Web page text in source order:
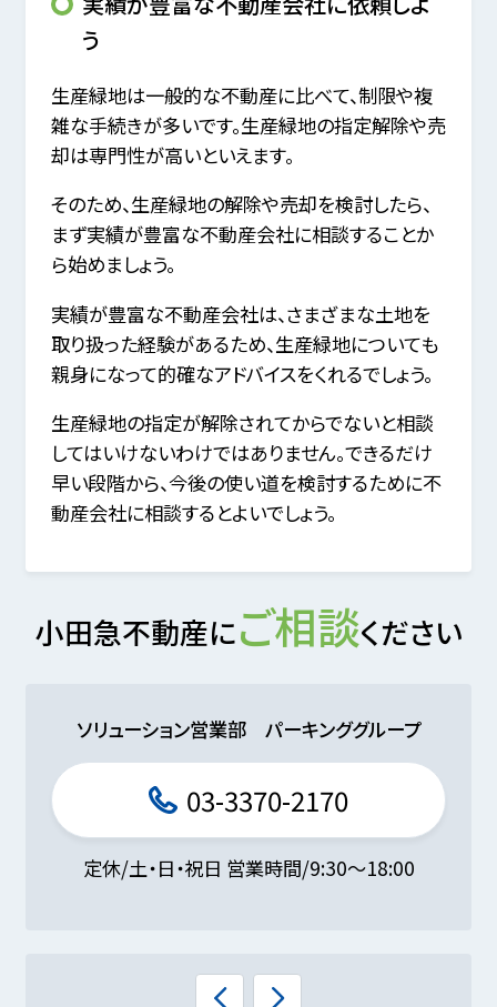
う
生産緑地は一般的な不動産に比べて、制限や複
雑な手続きが多いです。生産緑地の指定解除や売
却は専門性が高いといえます。
そのため、生産緑地の解除や売却を検討したら、
まず実績が豊富な不動産会社に相談することか
ら始めましょう。
実績が豊富な不動産会社は、さまざまな土地を
取り扱った経験があるため、生産緑地についても
親身になって的確なアドバイスをくれるでしょう。
生産緑地の指定が解除されてからでないと相談
してはいけないわけではありません。できるだけ
早い段階から、今後の使い道を検討するために不
動産会社に相談するとよいでしょう。
小田急不動産にご相談ください
ソリューション営業部 パーキンググループ
03-3370-2170
定休/土・日・祝日 営業時間/9:30～18:00